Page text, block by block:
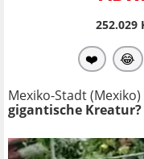
252.029
❤️ 😂
Mexiko-Stadt (Mexiko)
gigantische Kreatur?